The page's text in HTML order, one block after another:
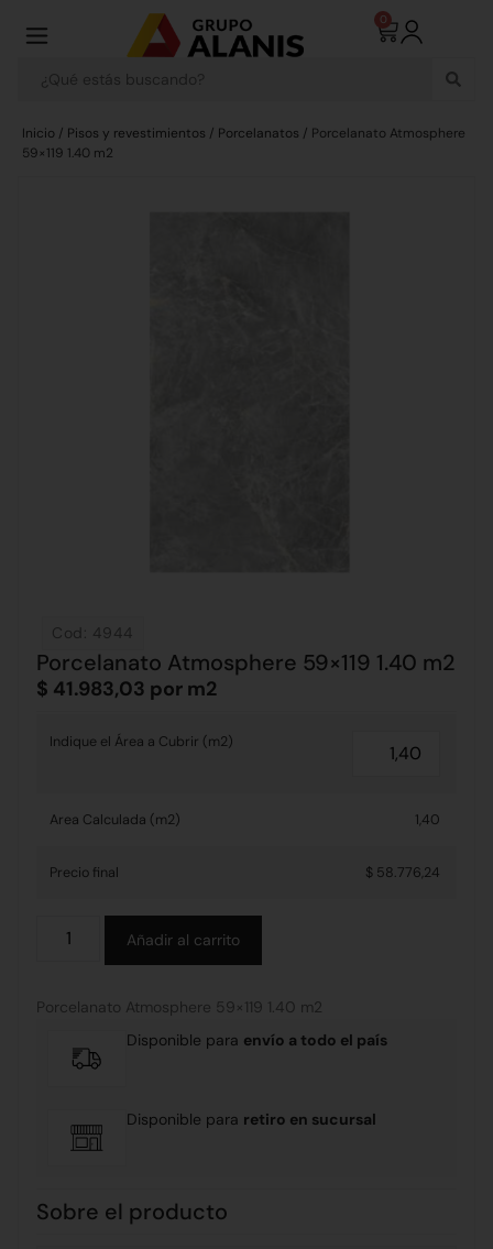
0
Inicio / Pisos y revestimientos / Porcelanatos / Porcelanato Atmosphere
59×119 1.40 m2
Cod: 4944
Porcelanato Atmosphere 59×119 1.40 m2
$ 41.983,03 por m2
Indique el Área a Cubrir (m2)
Area Calculada (m2) 1,40
Precio final $ 58.776,24
Añadir al carrito
Porcelanato Atmosphere 59×119 1.40 m2
Disponible para envío a todo el país
Disponible para retiro en sucursal
Sobre el producto